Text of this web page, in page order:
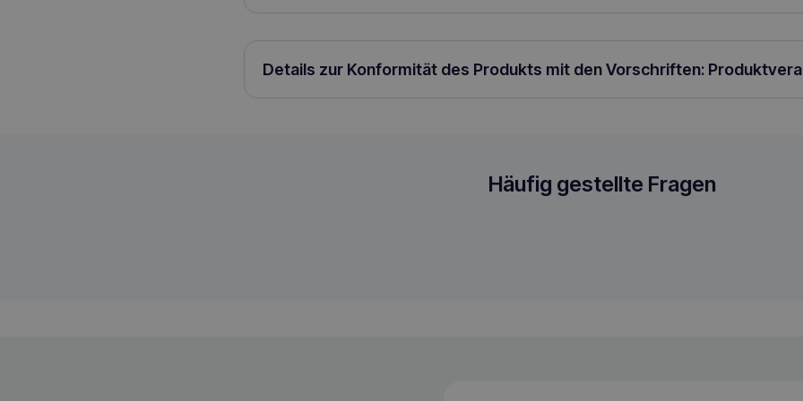
Details zur Konformität des Produkts mit den Vorschriften:
DOLFOS Senior Plus 90 Mini-Vitamin- und Mineralstofftabletten
Häufig gestellte Fragen